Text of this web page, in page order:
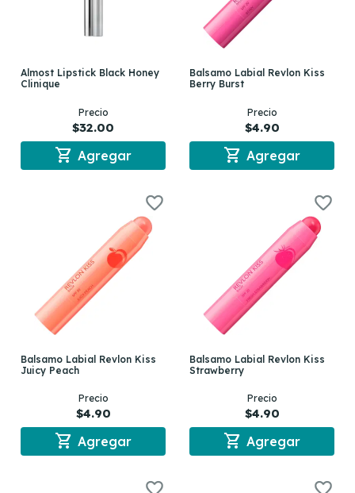
Almost Lipstick Black Honey
Clinique
Precio
$32.00
shopping_cart Agregar
Balsamo Labial Revlon Kiss
Berry Burst
Precio
$4.90
shopping_cart Agregar
Balsamo Labial Revlon Kiss
Juicy Peach
Precio
$4.90
shopping_cart Agregar
Balsamo Labial Revlon Kiss
Strawberry
Precio
$4.90
shopping_cart Agregar